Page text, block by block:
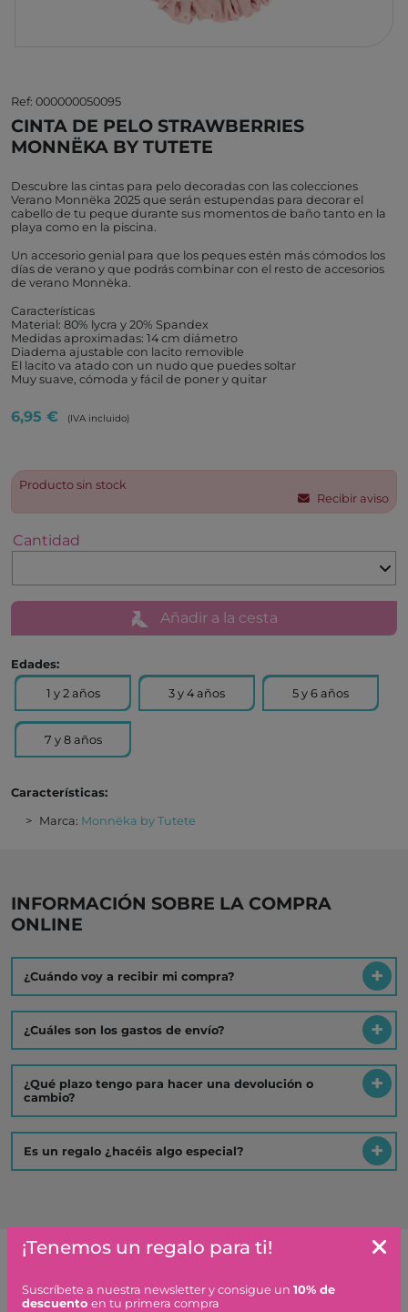
Ref: 000000050095
CINTA DE PELO STRAWBERRIES
MONNËKA BY TUTETE
Descubre las cintas para pelo decoradas con las colecciones
Verano Monnëka 2025 que serán estupendas para decorar el
cabello de tu peque durante sus momentos de baño tanto en la
playa como en la piscina.
Un accesorio genial para que los peques estén más cómodos los
días de verano y que podrás combinar con el resto de accesorios
de verano Monnëka.
Características
Material: 80% lycra y 20% Spandex
Medidas aproximadas: 14 cm diámetro
Diadema ajustable con lacito removible
El lacito va atado con un nudo que puedes soltar
Muy suave, cómoda y fácil de poner y quitar
6,95 € (IVA incluido)
Producto sin stock
Recibir aviso
Cantidad
Añadir a la cesta
Edades:
1 y 2 años 3 y 4 años 5 y 6 años
7 y 8 años
Características:
Marca: Monnëka by Tutete
INFORMACIÓN SOBRE LA COMPRA
ONLINE
¿Cuándo voy a recibir mi compra?
¿Cuáles son los gastos de envío?
¿Qué plazo tengo para hacer una devolución o
cambio?
Es un regalo ¿hacéis algo especial?
Artículos similares o que combinan
¡Tenemos un regalo para ti!
Suscríbete a nuestra newsletter y consigue un 10% de
descuento en tu primera compra